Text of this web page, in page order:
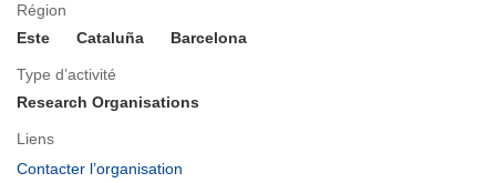
Région
Este
Cataluña Barcelona
Type d’activité
Research Organisations
Liens
Contacter l’organisation